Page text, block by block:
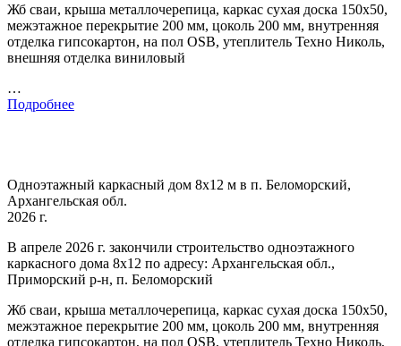
Жб сваи, крыша металлочерепица, каркас сухая доска 150х50,
межэтажное перекрытие 200 мм, цоколь 200 мм, внутренняя
отделка гипсокартон, на пол OSB, утеплитель Техно Николь,
внешняя отделка виниловый
…
Подробнее
Одноэтажный каркасный дом 8х12 м в п. Беломорский,
Архангельская обл.
2026 г.
В апреле 2026 г. закончили строительство одноэтажного
каркасного дома 8х12 по адресу: Архангельская обл.,
Приморский р-н, п. Беломорский
Жб сваи, крыша металлочерепица, каркас сухая доска 150х50,
межэтажное перекрытие 200 мм, цоколь 200 мм, внутренняя
отделка гипсокартон, на пол OSB, утеплитель Техно Николь,